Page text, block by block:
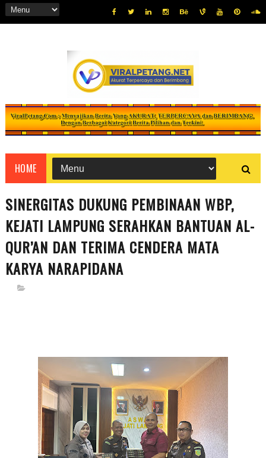
HOME
SINERGITAS DUKUNG PEMBINAAN WBP,
KEJATI LAMPUNG SERAHKAN BANTUAN AL-
QUR’AN DAN TERIMA CENDERA MATA
KARYA NARAPIDANA